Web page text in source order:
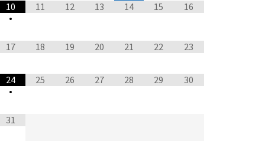
10
•
11 12 13 14 15 16
17 18 19 20 21 22 23
24
•
25 26 27 28 29 30
31